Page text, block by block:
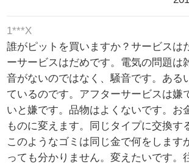
1***X
誰がピットを買いますか？サービスは
ーサービスはだめです。電気の問題は
音がないのではなく、騒音です。ある
ているのです。アフターサービスは嫌
いと嫌です。品物はよくないです。お
ものに変えます。同じタイプに交換す
このようなゴミは同じ金で何をします
っても分かりません。変えたいです。